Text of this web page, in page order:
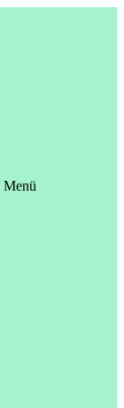
Menü